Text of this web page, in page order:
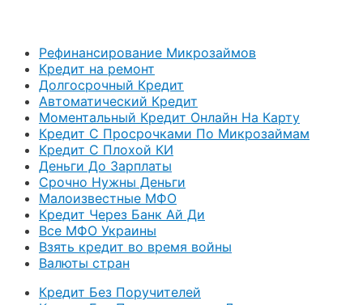
Рефинансирование Микрозаймов
Кредит на ремонт
Долгосрочный Кредит
Автоматический Кредит
Моментальный Кредит Онлайн На Карту
Кредит С Просрочками По Микрозаймам
Кредит С Плохой КИ
Деньги До Зарплаты
Срочно Нужны Деньги
Малоизвестные МФО
Кредит Через Банк Ай Ди
Все МФО Украины
Взять кредит во время войны
Валюты стран
Кредит Без Поручителей